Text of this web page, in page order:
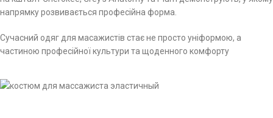
напрямку розвивається професійна форма.
Сучасний одяг для масажистів стає не просто уніформою, а
частиною професійної культури та щоденного комфорту